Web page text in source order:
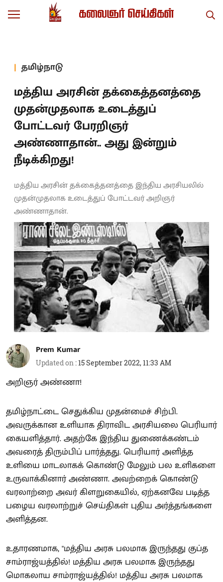
தமிழ்நாடு
மத்திய அரசின் தக்கைத்தனத்தை
முதன்முதலாக உடைத்துப்
போட்டவர் பேரறிஞர்
அண்ணாதான்.. அது இன்றும்
நீடிக்கிறது!
மத்திய அரசின் தக்கைத்தனத்தை இந்திய அரசியலில்
முதன்முதலாக உடைத்துப் போட்டவர் அறிஞர்
அண்ணாதான்.
Prem Kumar
Updated on :15 September 2022, 11:33 AM
அறிஞர் அண்ணா!
தமிழ்நாட்டை செதுக்கிய முதன்மைச் சிற்பி.
அவருக்கான உளியாக திராவிட அரசியலை பெரியார்
கையளித்தார். அதற்கே இந்திய துணைக்கண்டம்
அவரைத் திரும்பிப் பார்த்தது. பெரியார் அளித்த
உளியை மாடலாகக் கொண்டு மேலும் பல உளிகளை
உருவாக்கினார் அண்ணா. அவற்றைக் கொண்டு
வரலாற்றை அவர் கிளறுகையில், ஏற்கனவே படித்த
பழைய வரலாற்றுச் செய்திகள் புதிய அர்த்தங்களை
அளித்தன.
உதாரணமாக, "மத்திய அரசு பலமாக இருந்தது குப்த
சாம்ராஜ்யத்தில்! மத்திய அரசு பலமாக இருந்தது
மொகலாய சாம்ராஜ்யத்தில்! மத்திய அரசு பலமாக